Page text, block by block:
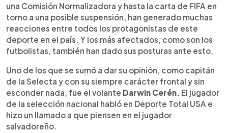
una Comisión Normalizadora y hasta la carta de FIFA en
torno a una posible suspensión, han generado muchas
reacciones entre todos los protagonistas de este
deporte en el país. Y los más afectados, como son los
futbolistas, también han dado sus posturas ante esto.
Uno de los que se sumó a dar su opinión, como capitán
de la Selecta y con su siempre carácter frontal y sin
esconder nada, fue el volante Darwin Cerén. El jugador
de la selección nacional habló en Deporte Total USA e
hizo un llamado a que piensen en el jugador
salvadoreño.